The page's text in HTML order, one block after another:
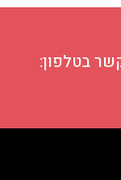
בטלפון: